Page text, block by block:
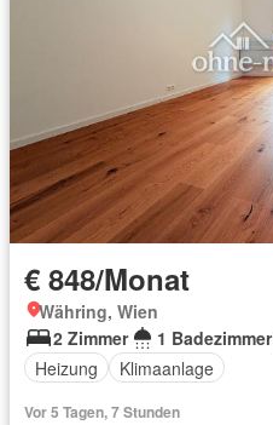
€ 848/Monat
Währing, Wien
2 Zimmer
1 Badezimmer
Heizung
Klimaanlage
Vor 5 Tagen, 7 Stunden